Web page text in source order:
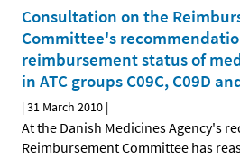
Consultation on the
Committee's
reimbursement status of
in ATC groups C09C, C09D
|31 March 2010 |
At the Danish Medicines Agency's
Reimbursement Committee has